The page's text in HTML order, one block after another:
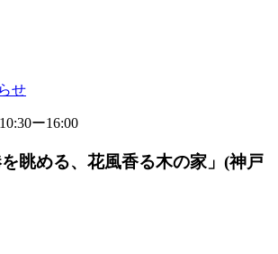
せ
ー16:00
眺める、花風香る木の家」(神戸